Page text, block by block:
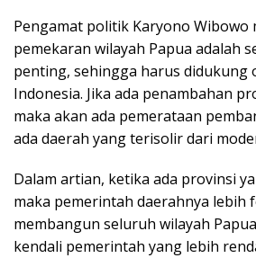
Pengamat politik Karyono Wibowo
pemekaran wilayah Papua adalah
penting, sehingga harus didukung
Indonesia. Jika ada penambahan
maka akan ada pemerataan
ada daerah yang terisolir dari
Dalam artian, ketika ada provinsi
maka pemerintah daerahnya lebih
membangun seluruh wilayah
kendali pemerintah yang lebih